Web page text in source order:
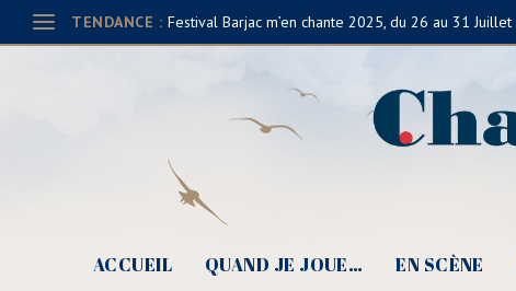
TENDANCE : Festival Barjac m’en chante 2025, du 26 au 31 Juillet
ACCUEIL QUAND JE JOUE… EN SCÈNE